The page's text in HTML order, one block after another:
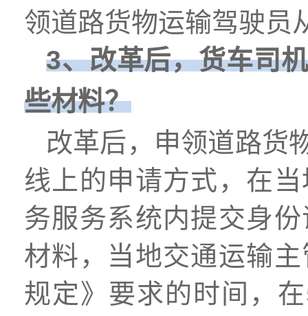
领道路货物运输驾驶员
3、改革后，货车司
些材料？
改革后，申领道路货
线上的申请方式，在
务服务系统内提交身
材料，当地交通运输
规定》要求的时间，